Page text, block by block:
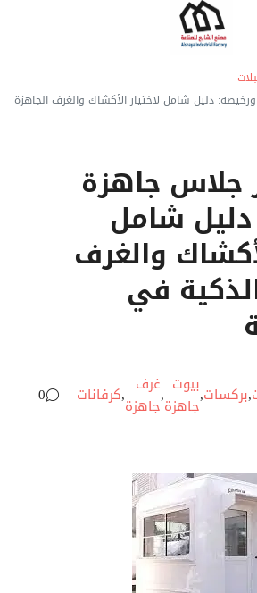
دليل شامل لاختيار الأكشاك والغرف الجاهزة
جلاس جاهزة
شامل
والغرف
في
,بركسات,بيوت
جاهزة,غرف
جاهزة,كرفانات 0